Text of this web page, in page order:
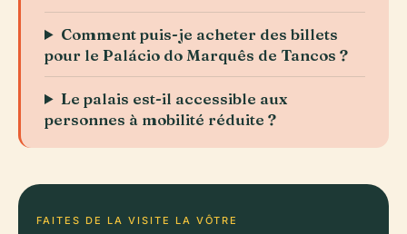
Comment puis-je acheter des billets
pour le Palácio do Marquês de Tancos ?
Le palais est-il accessible aux
personnes à mobilité réduite ?
FAITES DE LA VISITE LA VÔTRE